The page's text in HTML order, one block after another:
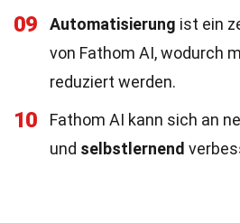
09 Automatisierung ist ein
von Fathom AI, wodurch
reduziert werden.
10
Fathom AI kann sich an
und selbstlernend